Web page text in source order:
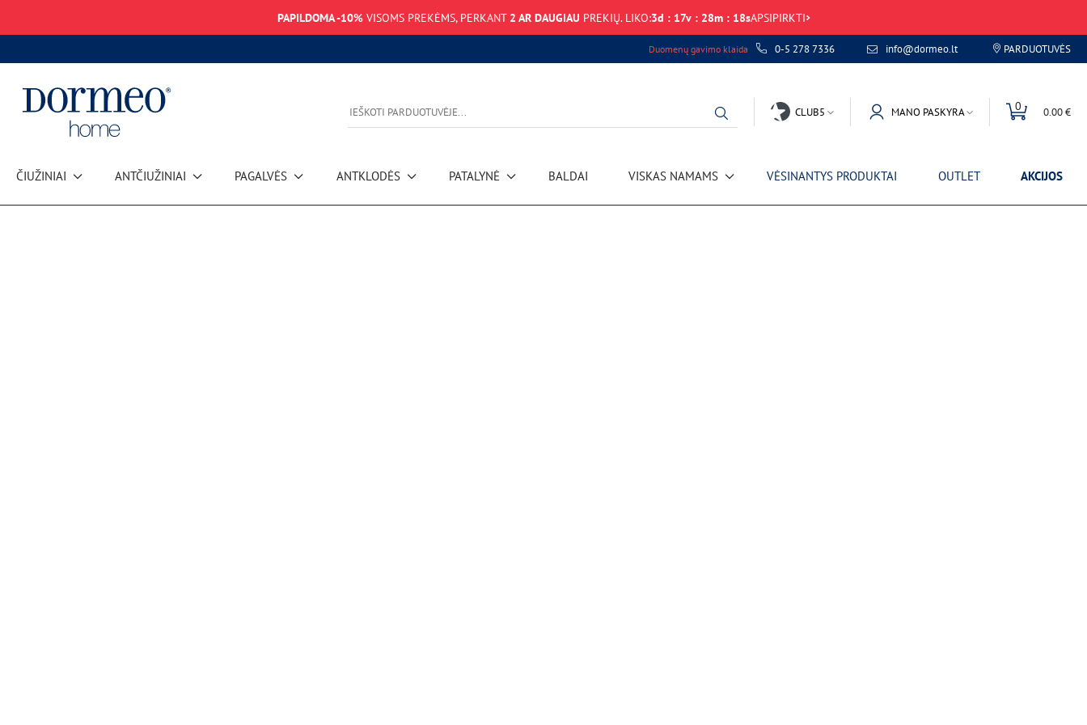
PAPILDOMA -10% VISOMS PREKĖMS, PERKANT 2 AR DAUGIAU PREKIŲ. LIKO:3d : 17v : 28m : 17sAPSIPIRKTI
Duomenų gavimo klaida 0-5 278 7336 info@dormeo.lt PARDUOTUVĖS
CLUB5 MANO PASKYRA 0 0.00 €
ČIUŽINIAI ANTČIUŽINIAI PAGALVĖS ANTKLODĖS PATALYNĖ BALDAI VISKAS NAMAMS VĖSINANTYS PRODUKTAI OUTLET AKCIJOS